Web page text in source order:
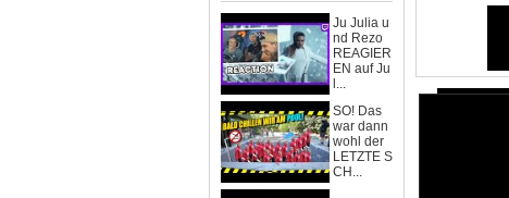
Ju Julia u
nd Rezo
REAGIER
EN auf Ju
l...
SO! Das
war dann
wohl der
LETZTE S
CH...